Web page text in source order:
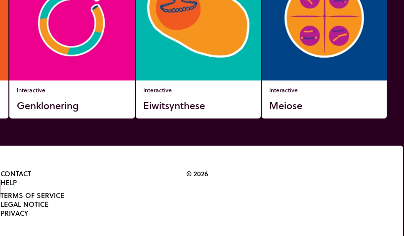
Interactive
Genklonering
Interactive
Eiwitsynthese
Interactive
Meiose
CONTACT
HELP
TERMS OF SERVICE
LEGAL NOTICE
PRIVACY
© 2026